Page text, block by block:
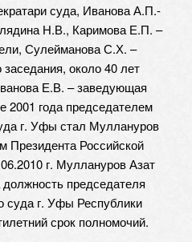
суда, Иванова А.П.-
Н.В., Каримова Е.П. –
Сулейманова С.Х. –
заседания, около 40 лет
Е.В. – заведующая
2001 года председателем
г. Уфы стал Муллануров
Президента Российской
г. Муллануров Азат
председателя
суда г. Уфы Республики
срок полномочий.